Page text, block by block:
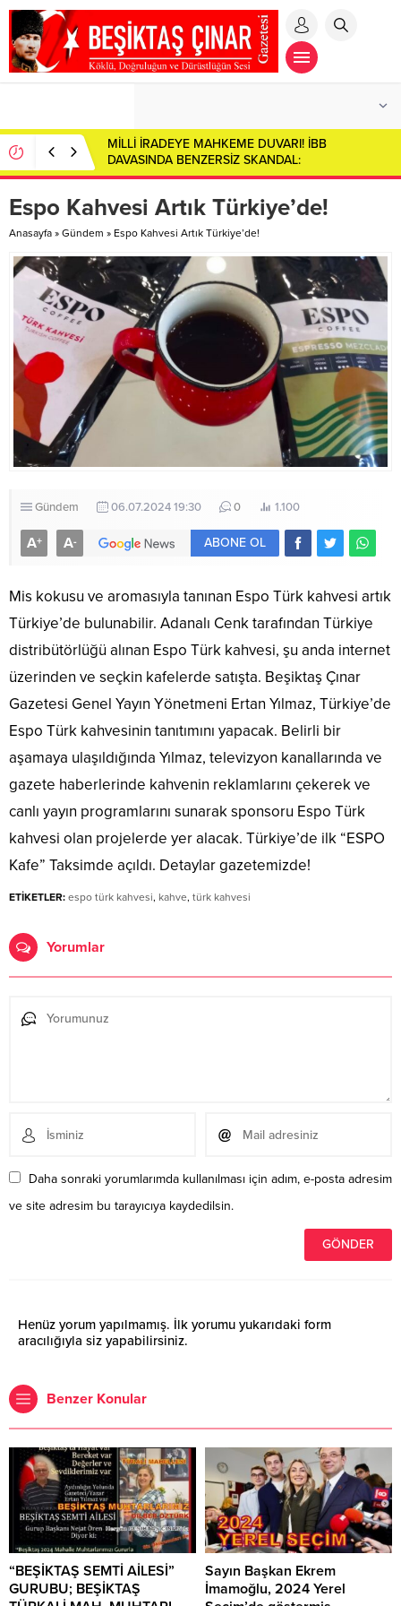
MİLLİ İRADEYE MAHKEME DUVARI! İBB
DAVASINDA BENZERSİZ SKANDAL:
CUMHURBAŞKANI ADAYI İMAMOĞLU SALONDAN
Espo Kahvesi Artık Türkiye’de!
Anasayfa » Gündem » Espo Kahvesi Artık Türkiye’de!
Gündem 06.07.2024 19:30 0 1.100
A+ A- ABONE OL
Mis kokusu ve aromasıyla tanınan Espo Türk kahvesi artık
Türkiye’de bulunabilir. Adanalı Cenk tarafından Türkiye
distribütörlüğü alınan Espo Türk kahvesi, şu anda internet
üzerinden ve seçkin kafelerde satışta. Beşiktaş Çınar
Gazetesi Genel Yayın Yönetmeni Ertan Yılmaz, Türkiye’de
Espo Türk kahvesinin tanıtımını yapacak. Belirli bir
aşamaya ulaşıldığında Yılmaz, televizyon kanallarında ve
gazete haberlerinde kahvenin reklamlarını çekerek ve
canlı yayın programlarını sunarak sponsoru Espo Türk
kahvesi olan projelerde yer alacak. Türkiye’de ilk “ESPO
Kafe” Taksimde açıldı. Detaylar gazetemizde!
ETİKETLER: espo türk kahvesi, kahve, türk kahvesi
Yorumlar
Daha sonraki yorumlarımda kullanılması için adım, e-posta adresim
ve site adresim bu tarayıcıya kaydedilsin.
Henüz yorum yapılmamış. İlk yorumu yukarıdaki form
aracılığıyla siz yapabilirsiniz.
Benzer Konular
“BEŞİKTAŞ SEMTİ AİLESİ”
GURUBU; BEŞİKTAŞ
Sayın Başkan Ekrem
İmamoğlu, 2024 Yerel